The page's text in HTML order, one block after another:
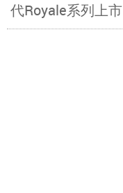
代Royale系列上市